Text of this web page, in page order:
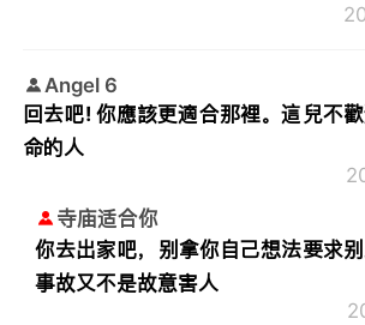
Angel 6
回去吧! 你應該更適合那裡。這兒不
命的人
寺庙适合你
你去出家吧，别拿你自己想法要求
事故又不是故意害人